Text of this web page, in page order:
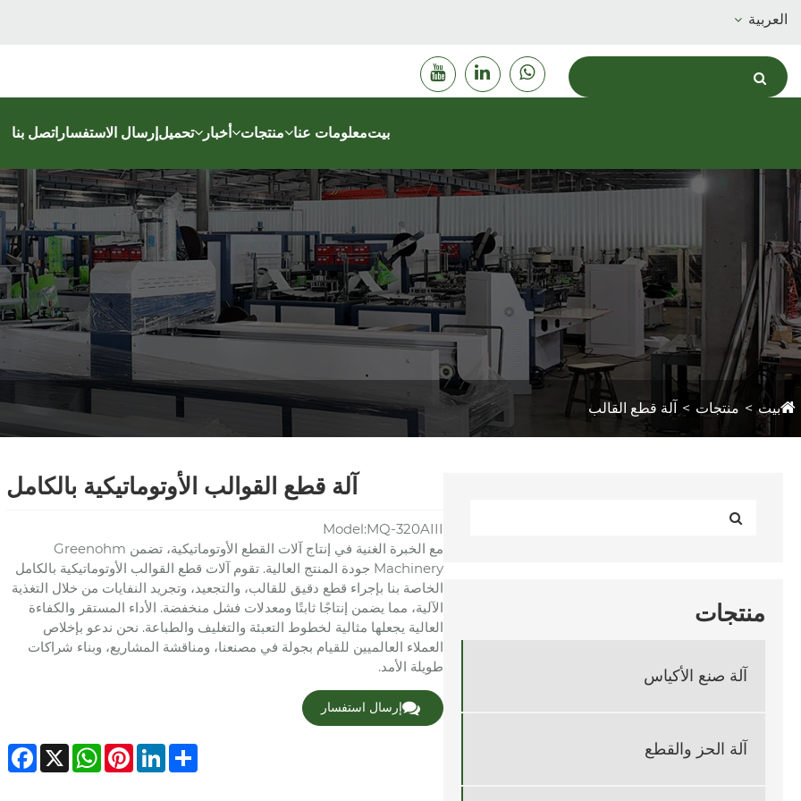
العربية
بيتمعلومات عنا منتجات أخبار تحميلإرسال الاستفساراتصل بنا
بيت منتجات آلة قطع القالب
منتجات
آلة صنع الأكياس
آلة الحز والقطع
آلة قطع القوالب الأوتوماتيكية بالكامل
Model:MQ-320AIII
مع الخبرة الغنية في إنتاج آلات القطع الأوتوماتيكية، تضمن Greenohm
Machinery جودة المنتج العالية. تقوم آلات قطع القوالب الأوتوماتيكية بالكامل
الخاصة بنا بإجراء قطع دقيق للقالب، والتجعيد، وتجريد النفايات من خلال التغذية
الآلية، مما يضمن إنتاجًا ثابتًا ومعدلات فشل منخفضة. الأداء المستقر والكفاءة
العالية يجعلها مثالية لخطوط التعبئة والتغليف والطباعة. نحن ندعو بإخلاص
العملاء العالميين للقيام بجولة في مصنعنا، ومناقشة المشاريع، وبناء شراكات
طويلة الأمد.
إرسال استفسار
X
WhatsAppPinterestLinkedInShare